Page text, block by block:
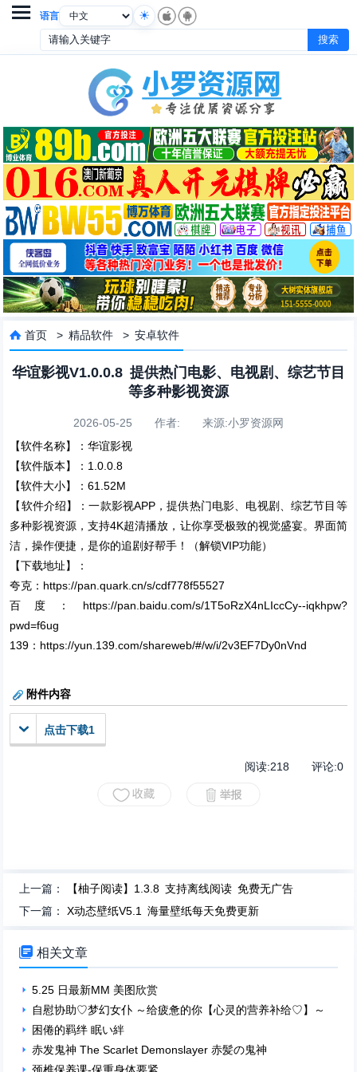
语言

 首页 >精品软件 >安卓软件
华谊影视V1.0.0.8 提供热门电影、电视剧、综艺节目
等多种影视资源
2026-05-25 作者: 来源:小罗资源网
【软件名称】：华谊影视
【软件版本】：1.0.0.8
【软件大小】：61.52M
【软件介绍】：一款影视APP，提供热门电影、电视剧、综艺节目等
多种影视资源，支持4K超清播放，让你享受极致的视觉盛宴。界面简
洁，操作便捷，是你的追剧好帮手！（解锁VIP功能）
【下载地址】：
夸克：https://pan.quark.cn/s/cdf778f55527
百度：https://pan.baidu.com/s/1T5oRzX4nLIccCy--iqkhpw?
pwd=f6ug
139：https://yun.139.com/shareweb/#/w/i/2v3EF7Dy0nVnd
附件内容
点击下载1
阅读:218 评论:0
上一篇：
【柚子阅读】1.3.8 支持离线阅读 免费无广告
下一篇：X动态壁纸V5.1 海量壁纸每天免费更新
 相关文章
5.25 日最新MM 美图欣赏
自慰协助♡梦幻女仆 ～给疲惫的你【心灵的营养补给♡】～
困倦的羁绊 眠い絆
赤发鬼神 The Scarlet Demonslayer 赤髪の鬼神